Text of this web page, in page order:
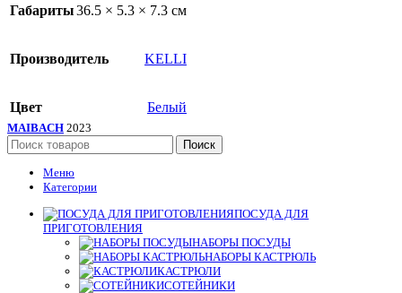
Габариты36.5 × 5.3 × 7.3 см
Производитель KELLI
Цвет Белый
MAIBACH 2023
Поиск
Меню
Категории
ПОСУДА ДЛЯ
ПРИГОТОВЛЕНИЯ
НАБОРЫ ПОСУДЫ
НАБОРЫ КАСТРЮЛЬ
КАСТРЮЛИ
СОТЕЙНИКИ